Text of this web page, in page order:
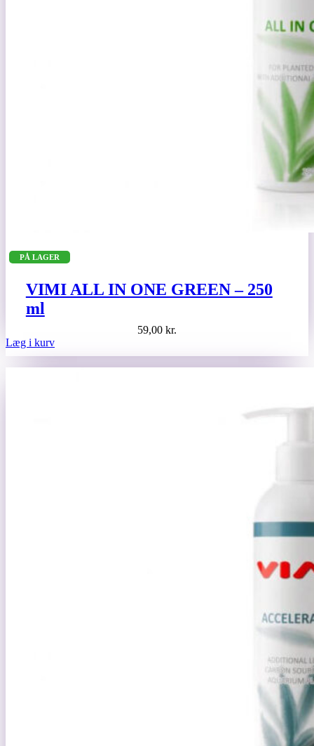
PÅ LAGER
VIMI ALL IN ONE GREEN – 250
ml
59,00 kr.
Læg i kurv